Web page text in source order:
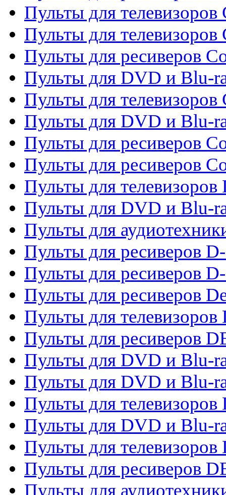
Пульты для телевизоров
Пульты для телевизоров
Пульты для ресиверов
Пульты для DVD и Blu-
Пульты для телевизоров
Пульты для DVD и Blu-
Пульты для ресиверов
Пульты для ресиверов
Пульты для телевизоров
Пульты для DVD и Blu-
Пульты для
Пульты для ресиверов
Пульты для ресиверов
Пульты для ресиверов
Пульты для телевизоров
Пульты для ресиверов
Пульты для DVD и Blu-
Пульты для DVD и Blu-
Пульты для
Пульты для DVD и Blu-
Пульты для телевизоров
Пульты для ресиверов
Пульты для